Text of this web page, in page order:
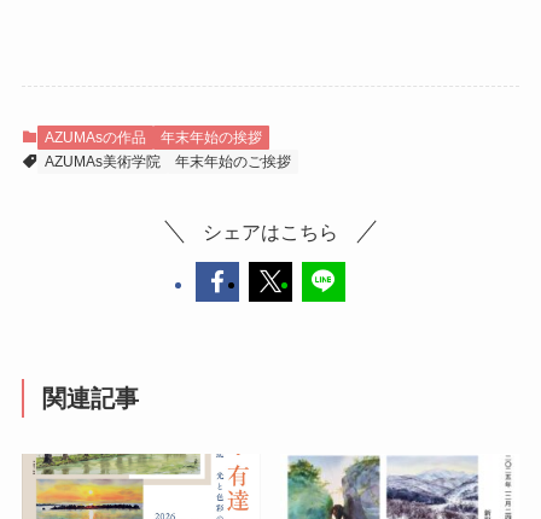
AZUMAsの作品
年末年始の挨拶
AZUMAs美術学院
年末年始のご挨拶
シェアはこちら
関連記事